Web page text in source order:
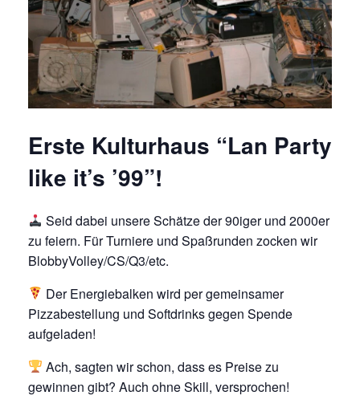
Erste Kulturhaus “Lan Party
like it’s ’99”!
Seid dabei unsere Schätze der 90iger und 2000er
zu feiern. Für Turniere und Spaßrunden zocken wir
BlobbyVolley/CS/Q3/etc.
Der Energiebalken wird per gemeinsamer
Pizzabestellung und Softdrinks gegen Spende
aufgeladen!
Ach, sagten wir schon, dass es Preise zu
gewinnen gibt? Auch ohne Skill, versprochen!